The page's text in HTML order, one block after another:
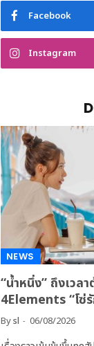
Facebook
Instagram
NEWS
“น้ำหนึ่ง” ถึงเวล
4Elements “โซ่
Bysl 06/08/2026